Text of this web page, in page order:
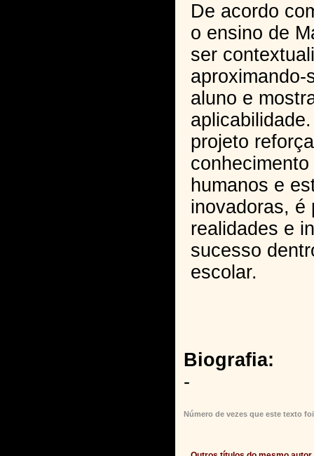
De acordo
o ensino de
ser
aproximando-
aluno e
projeto
humanos e
inovadoras, é
realidades e
sucesso
escolar.
Biografia:
-
Número de vezes que este texto